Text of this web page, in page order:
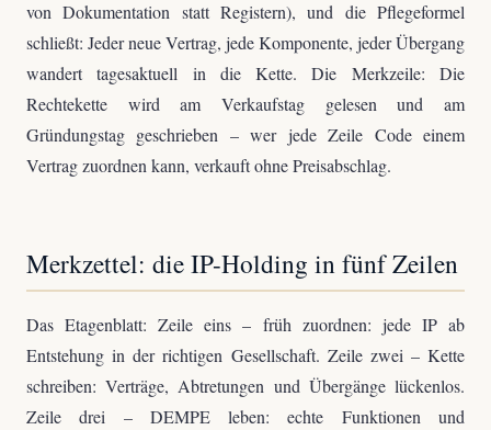
von Dokumentation statt Registern), und die Pflegeformel
schließt: Jeder neue Vertrag, jede Komponente, jeder Übergang
wandert tagesaktuell in die Kette. Die Merkzeile: Die
Rechtekette wird am Verkaufstag gelesen und am
Gründungstag geschrieben – wer jede Zeile Code einem
Vertrag zuordnen kann, verkauft ohne Preisabschlag.
Merkzettel: die IP-Holding in fünf Zeilen
Das Etagenblatt: Zeile eins – früh zuordnen: jede IP ab
Entstehung in der richtigen Gesellschaft. Zeile zwei – Kette
schreiben: Verträge, Abtretungen und Übergänge lückenlos.
Zeile drei – DEMPE leben: echte Funktionen und